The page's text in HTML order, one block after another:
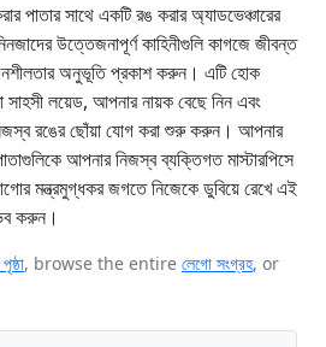
পাতার সাথে একটি রঙ করার অ্যাডভেঞ্চারের
উত্তেজনাপূর্ণ কাহিনীগুলি কাগজে জীবন্ত
অনুভূতি প্রকাশ করুন। এটি হোক
সাহসী লয়েড, আপনার নায়ক বেছে নিন এবং
রঙের ছোঁয়া যোগ করা শুরু করুন। আপনার
আপনার নিজস্ব ব্যক্তিগত মাস্টারপিসে
মন্ত্রমুগ্ধকর জগতে নিজেকে ডুবিয়ে রেখে এই
করুন।
, browse the entire লেগো সংগ্রহ, or